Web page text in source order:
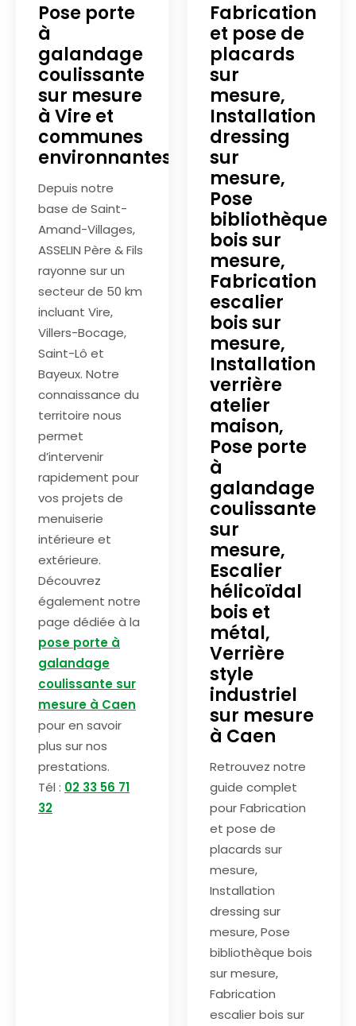
Pose porte
à
galandage
coulissante
sur mesure
à Vire et
communes
environnantes
Depuis notre
base de Saint-
Amand-Villages,
ASSELIN Père & Fils
rayonne sur un
secteur de 50 km
incluant Vire,
Villers-Bocage,
Saint-Lô et
Bayeux. Notre
connaissance du
territoire nous
permet
d’intervenir
rapidement pour
vos projets de
menuiserie
intérieure et
extérieure.
Découvrez
également notre
page dédiée à la
pose porte à
galandage
coulissante sur
mesure à Caen
pour en savoir
plus sur nos
prestations.
Tél : 02 33 56 71
32
Fabrication
et pose de
placards
sur
mesure,
Installation
dressing
sur
mesure,
Pose
bibliothèque
bois sur
mesure,
Fabrication
escalier
bois sur
mesure,
Installation
verrière
atelier
maison,
Pose porte
à
galandage
coulissante
sur
mesure,
Escalier
hélicoïdal
bois et
métal,
Verrière
style
industriel
sur mesure
à Caen
Retrouvez notre
guide complet
pour Fabrication
et pose de
placards sur
mesure,
Installation
dressing sur
mesure, Pose
bibliothèque bois
sur mesure,
Fabrication
escalier bois sur